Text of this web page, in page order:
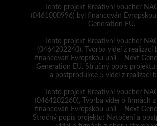
Tento projekt Kreativní voucher
(0461000996) byl financován
Generation EU.
Tento projekt Kreativní voucher
(0464202240), Tvorba videí z realizací
financován Evropskou unií – Next
Generation EU. Stručný popis
a postprodukce 5 videí z realizací
Tento projekt Kreativní voucher
(0464202260), Tvorba videí o firmách
financován Evropskou unií – Next
Stručný popis projektu: Natočení a